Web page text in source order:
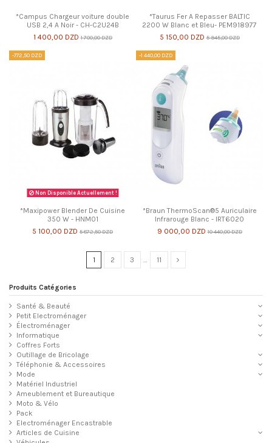
*Campus Chargeur voiture double
USB 2,4 A Noir - CH-C2U24B
1 400,00 DZD 1 700,00 DZD
*Taurus Fer A Repasser BALTIC
2200 W Blanc et Bleu- PEM918977
5 150,00 DZD 5 945,00 DZD
-772,50 DZD
Non Disponible Actuellement !
*Maxipower Blender De Cuisine
350 W - HNM01
5 100,00 DZD 5 872,50 DZD
-1 440,00 DZD
*Braun ThermoScan®5 Auriculaire
Infrarouge Blanc - IRT6020
9 000,00 DZD 10 440,00 DZD
1 2 3 … 11
Produits Catégories
Santé & Beauté
Petit Electroménager
Électroménager
Informatique
Coffres Forts
Outillage de Bricolage
Téléphonie & Accessoires
Mode
Matériel Industriel
Ameublement et Bureautique
Moto & Vélo
Pack
Electroménager Encastrable
Articles de Cuisine